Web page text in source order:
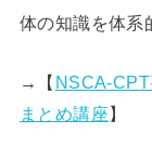
体の知識を体系
→【 NSCA-
まとめ講座】